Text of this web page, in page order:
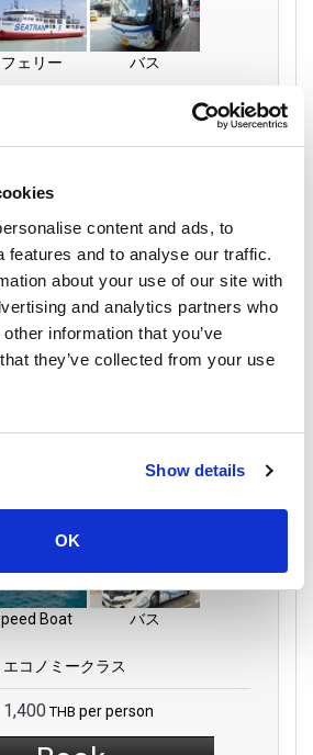
content and ads, to
features and to analyse our traffic.
about your use of our site with
and analytics partners who
information that you’ve
they’ve collected from your use
Show details
OK
フェリー バス
530
Book
Songserm Express Boat
アオナン
マクドナルド
Boat バス
エコノミークラス
1,400 THB per person